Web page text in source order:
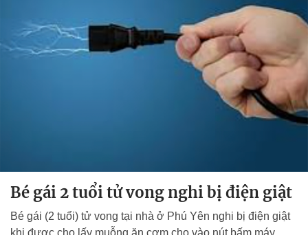
Bé gái 2 tuổi tử vong nghi bị điện giật
Bé gái (2 tuổi) tử vong tại nhà ở Phú Yên nghi bị điện giật
khi được cho lấy muỗng ăn cơm cho vào nút bấm máy